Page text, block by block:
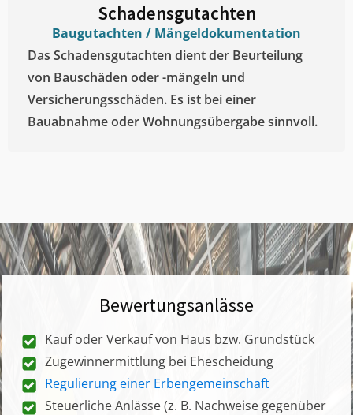
Schadensgutachten
Baugutachten / Mängeldokumentation
Das Schadensgutachten dient der Beurteilung
von Bauschäden oder -mängeln und
Versicherungsschäden. Es ist bei einer
Bauabnahme oder Wohnungsübergabe sinnvoll.
Bewertungsanlässe
Kauf oder Verkauf von Haus bzw. Grundstück
Zugewinnermittlung bei Ehescheidung
Regulierung einer Erbengemeinschaft
Steuerliche Anlässe (z. B. Nachweise gegenüber